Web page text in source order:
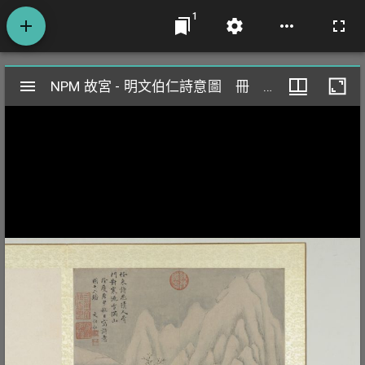
1
Mirador
閱